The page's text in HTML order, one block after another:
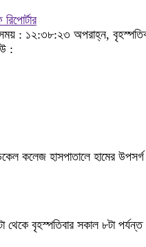
সময় : ১২:৩৮:২৩ অপরাহ্ন,
:
কলেজ হাসপাতালে হামের
থেকে বৃহস্পতিবার সকাল ৮টা